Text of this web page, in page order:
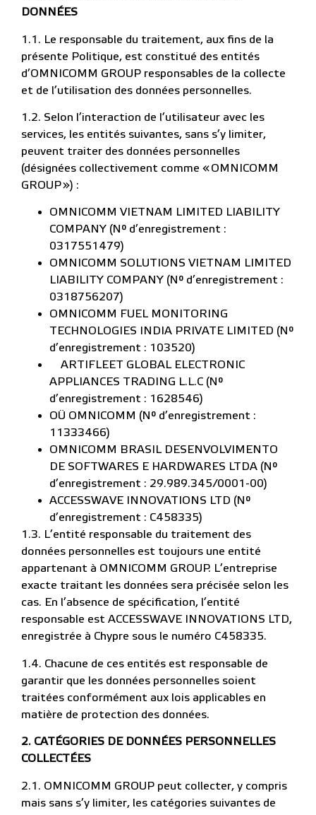
DONNÉES
1.1. Le responsable du traitement, aux fins de la
présente Politique, est constitué des entités
d’OMNICOMM GROUP responsables de la collecte
et de l’utilisation des données personnelles.
1.2. Selon l’interaction de l’utilisateur avec les
services, les entités suivantes, sans s’y limiter,
peuvent traiter des données personnelles
(désignées collectivement comme « OMNICOMM
GROUP ») :
OMNICOMM VIETNAM LIMITED LIABILITY
COMPANY (N° d’enregistrement :
0317551479)
OMNICOMM SOLUTIONS VIETNAM LIMITED
LIABILITY COMPANY (N° d’enregistrement :
0318756207)
OMNICOMM FUEL MONITORING
TECHNOLOGIES INDIA PRIVATE LIMITED (N°
d’enregistrement : 103520)
ARTIFLEET GLOBAL ELECTRONIC
APPLIANCES TRADING L.L.C (N°
d’enregistrement : 1628546)
OÜ OMNICOMM (N° d’enregistrement :
11333466)
OMNICOMM BRASIL DESENVOLVIMENTO
DE SOFTWARES E HARDWARES LTDA (N°
d’enregistrement : 29.989.345/0001-00)
ACCESSWAVE INNOVATIONS LTD (N°
d’enregistrement : C458335)
1.3. L’entité responsable du traitement des
données personnelles est toujours une entité
appartenant à OMNICOMM GROUP. L’entreprise
exacte traitant les données sera précisée selon les
cas. En l’absence de spécification, l’entité
responsable est ACCESSWAVE INNOVATIONS LTD,
enregistrée à Chypre sous le numéro С458335.
1.4. Chacune de ces entités est responsable de
garantir que les données personnelles soient
traitées conformément aux lois applicables en
matière de protection des données.
2. CATÉGORIES DE DONNÉES PERSONNELLES
COLLECTÉES
2.1. OMNICOMM GROUP peut collecter, y compris
mais sans s’y limiter, les catégories suivantes de